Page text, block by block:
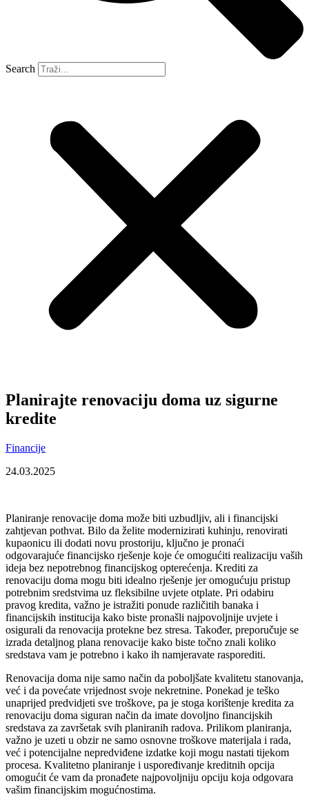
Search
Planirajte renovaciju doma uz sigurne
kredite
Financije
24.03.2025
Planiranje renovacije doma može biti uzbudljiv, ali i financijski
zahtjevan pothvat. Bilo da želite modernizirati kuhinju, renovirati
kupaonicu ili dodati novu prostoriju, ključno je pronaći
odgovarajuće financijsko rješenje koje će omogućiti realizaciju vaših
ideja bez nepotrebnog financijskog opterećenja. Krediti za
renovaciju doma mogu biti idealno rješenje jer omogućuju pristup
potrebnim sredstvima uz fleksibilne uvjete otplate. Pri odabiru
pravog kredita, važno je istražiti ponude različitih banaka i
financijskih institucija kako biste pronašli najpovoljnije uvjete i
osigurali da renovacija protekne bez stresa. Također, preporučuje se
izrada detaljnog plana renovacije kako biste točno znali koliko
sredstava vam je potrebno i kako ih namjeravate rasporediti.
Renovacija doma nije samo način da poboljšate kvalitetu stanovanja,
već i da povećate vrijednost svoje nekretnine. Ponekad je teško
unaprijed predvidjeti sve troškove, pa je stoga korištenje kredita za
renovaciju doma siguran način da imate dovoljno financijskih
sredstava za završetak svih planiranih radova. Prilikom planiranja,
važno je uzeti u obzir ne samo osnovne troškove materijala i rada,
već i potencijalne nepredviđene izdatke koji mogu nastati tijekom
procesa. Kvalitetno planiranje i uspoređivanje kreditnih opcija
omogućit će vam da pronađete najpovoljniju opciju koja odgovara
vašim financijskim mogućnostima.